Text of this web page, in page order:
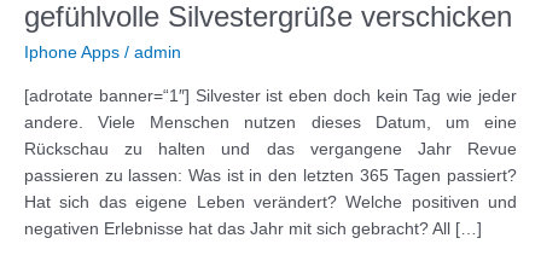
gefühlvolle Silvestergrüße verschicken
Iphone Apps / admin
[adrotate banner=“1″] Silvester ist eben doch kein Tag wie jeder
andere. Viele Menschen nutzen dieses Datum, um eine
Rückschau zu halten und das vergangene Jahr Revue
passieren zu lassen: Was ist in den letzten 365 Tagen passiert?
Hat sich das eigene Leben verändert? Welche positiven und
negativen Erlebnisse hat das Jahr mit sich gebracht? All […]